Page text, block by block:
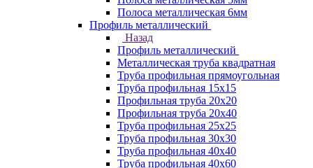
Полоса металлическая 6мм
Профиль металлический
Назад
Профиль металлический
Металлическая труба квадратная
Труба профильная прямоугольная
Труба профильная 15х15
Профильная труба 20х20
Профильная труба 20х40
Труба профильная 25х25
Труба профильная 30x30
Труба профильная 40х40
Труба профильная 40х60